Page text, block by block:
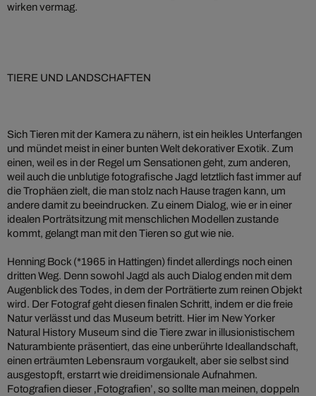
wirken vermag.
TIERE UND LANDSCHAFTEN
Sich Tieren mit der Kamera zu nähern, ist ein heikles Unterfangen
und mündet meist in einer bunten Welt dekorativer Exotik. Zum
einen, weil es in der Regel um Sensationen geht, zum anderen,
weil auch die unblutige fotografische Jagd letztlich fast immer auf
die Trophäen zielt, die man stolz nach Hause tragen kann, um
andere damit zu beeindrucken. Zu einem Dialog, wie er in einer
idealen Porträtsitzung mit menschlichen Modellen zustande
kommt, gelangt man mit den Tieren so gut wie nie.
Henning Bock (*1965 in Hattingen) findet allerdings noch einen
dritten Weg. Denn sowohl Jagd als auch Dialog enden mit dem
Augenblick des Todes, in dem der Porträtierte zum reinen Objekt
wird. Der Fotograf geht diesen finalen Schritt, indem er die freie
Natur verlässt und das Museum betritt. Hier im New Yorker
Natural History Museum sind die Tiere zwar in illusionistischem
Naturambiente präsentiert, das eine unberührte Ideallandschaft,
einen erträumten Lebensraum vorgaukelt, aber sie selbst sind
ausgestopft, erstarrt wie dreidimensionale Aufnahmen.
Fotografien dieser ‚Fotografien’, so sollte man meinen, doppeln